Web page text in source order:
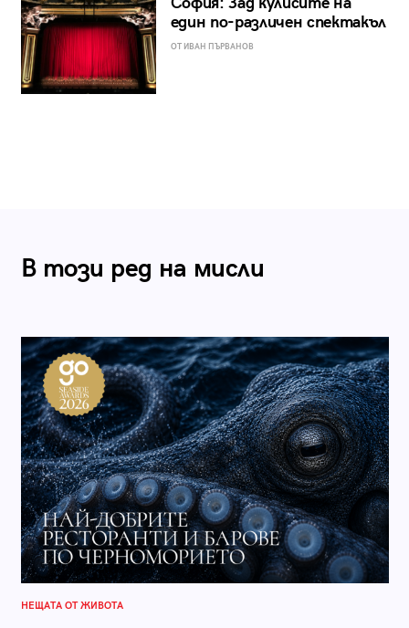
един по-различен спектакъл
ОТ ИВАН ПЪРВАНОВ
В този ред на мисли
НЕЩАТА ОТ ЖИВОТА